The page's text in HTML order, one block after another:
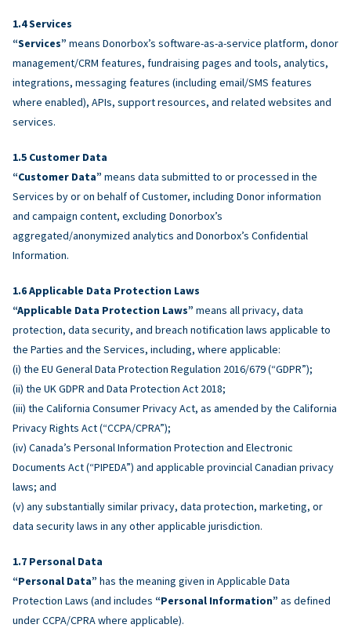
Services
“Services” means Donorbox’s software-as-a-service platform, donor
management/CRM features, fundraising pages and tools, analytics,
integrations, messaging features (including email/SMS features
where enabled), APIs, support resources, and related websites and
services.
Customer Data
“Customer Data” means data submitted to or processed in the
Services by or on behalf of Customer, including Donor information
and campaign content, excluding Donorbox’s
aggregated/anonymized analytics and Donorbox’s Confidential
Information.
Applicable Data Protection Laws
“Applicable Data Protection Laws” means all privacy, data
protection, data security, and breach notification laws applicable to
the Parties and the Services, including, where applicable:
(i) the EU General Data Protection Regulation 2016/679 (“GDPR”);
(ii) the UK GDPR and Data Protection Act 2018;
(iii) the California Consumer Privacy Act, as amended by the California
Privacy Rights Act (“CCPA/CPRA”);
(iv) Canada’s Personal Information Protection and Electronic
Documents Act (“PIPEDA”) and applicable provincial Canadian privacy
laws; and
(v) any substantially similar privacy, data protection, marketing, or
data security laws in any other applicable jurisdiction.
Personal Data
“Personal Data” has the meaning given in Applicable Data
Protection Laws (and includes “Personal Information” as defined
under CCPA/CPRA where applicable).